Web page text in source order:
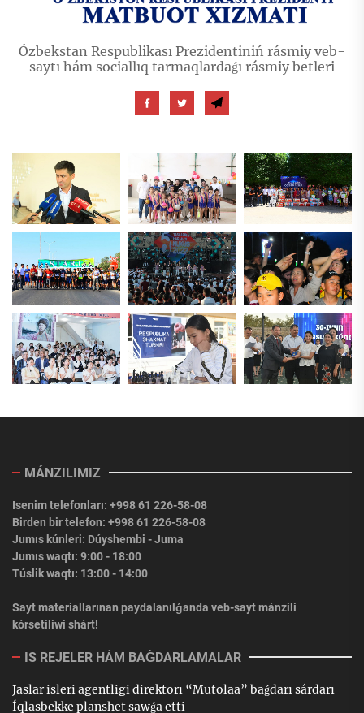
Ózbekstan Respublikası Prezidentiniń rásmiy veb-
saytı hám sociallıq tarmaqlardaǵı rásmiy betleri
MÁNZILIMIZ
Isenim telefonları: +998 61 226-58-08
Birden bir telefon: +998 61 226-58-08
Jumıs kúnleri: Dúyshembi - Juma
Jumıs waqtı: 9:00 - 18:00
Túslik waqtı: 13:00 - 14:00
Sayt materiallarınan paydalanılǵanda veb-sayt mánzili
kórsetiliwi shárt!
IS REJELER HÁM BAǴDARLAMALAR
Jaslar isleri agentligi direktorı “Mutolaa” baǵdarı sárdarı
Íqlasbekke planshet sawǵa etti